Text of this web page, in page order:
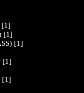
[1]
[1]
[1]
[1]
[1]